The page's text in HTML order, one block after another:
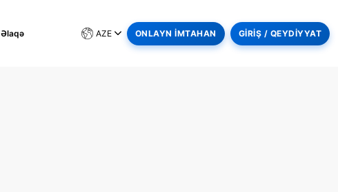
Əlaqə AZE ONLAYN İMTAHAN GİRİŞ / QEYDİYYAT